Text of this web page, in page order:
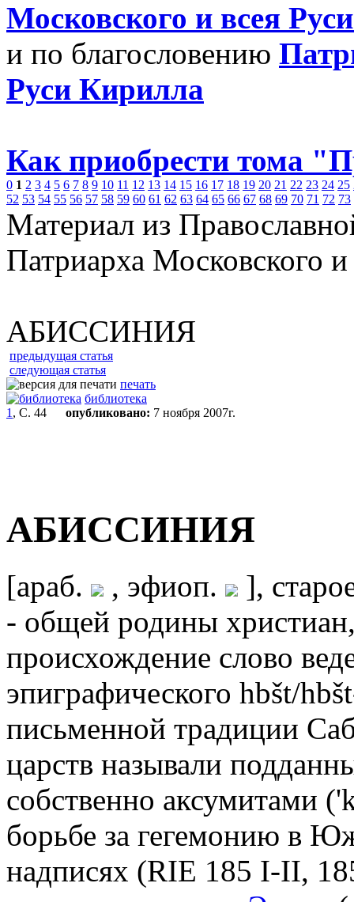
Московского и всея
и по благословению
Руси Кирилла
Как приобрести тома
0 1 2 3 4 5 6 7 8 9 10 11 12 13 14 15 16 17 18 19 20 21 22 23 24 25
52 53 54 55 56 57 58 59 60 61 62 63 64 65 66 67 68 69 70 71 72 73
Материал из
Патриарха Московского
АБИССИНИЯ
предыдущая статья
следующая статья
печать
библиотека
1 , С. 44 опубликовано: 7 ноября 2007г.
АБИССИНИЯ
[араб. , эфиоп.
],
- общей родины
происхождение слово
эпиграфического hbšt/
письменной традиции
царств называли
собственно аксумитами
борьбе за гегемонию в
надписях (RIE 185 I-II,